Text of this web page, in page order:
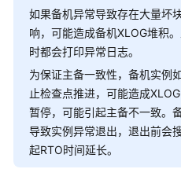
门
用
户
指
南
开
发
如果备机异常导致存在大量坏
响，可能造成备机XLOG堆积
时都会打印异常日志。
为保证主备一致性，备机实例
止检查点推进，可能造成
暂停，可能引起主备不一致。
导致实例异常退出，退出前会
起RTO时间延长。